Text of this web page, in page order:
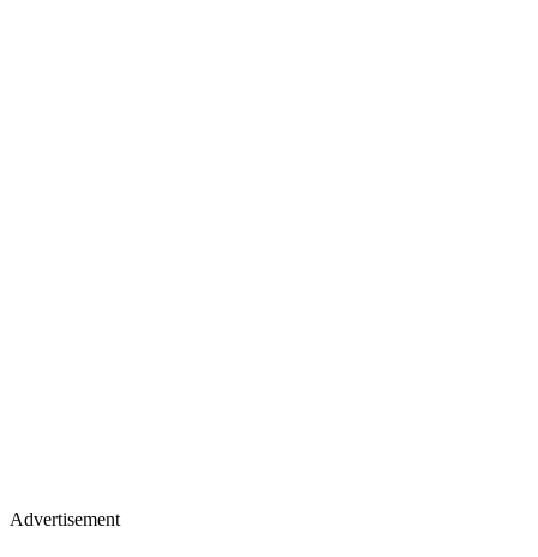
Advertisement